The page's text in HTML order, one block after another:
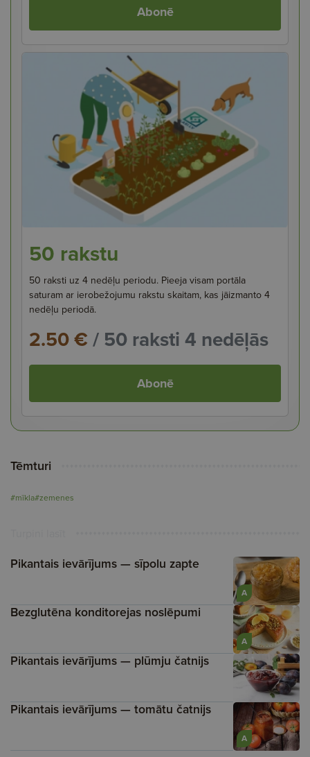
Abonē
50 rakstu
50 raksti uz 4 nedēļu periodu. Pieeja visam portāla
saturam ar ierobežojumu rakstu skaitam, kas jāizmanto 4
nedēļu periodā.
2.50 €/ 50 raksti 4 nedēļās
Abonē
Tēmturi
#mīkla#zemenes
A
Pikantais ievārījums — sīpolu zapte
A
Bezglutēna konditorejas noslēpumi
Pikantais ievārījums — plūmju čatnijs
A
Pikantais ievārījums — tomātu čatnijs